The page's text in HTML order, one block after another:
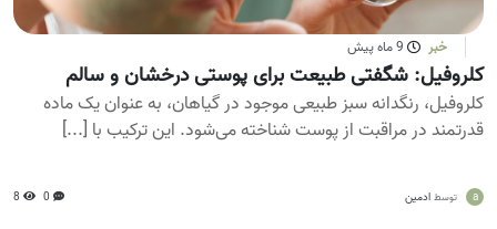
خبر 9 ماه پیش
کلروفیل: شگفتی طبیعت برای پوستی درخشان و سالم
کلروفیل، رنگدانه سبز طبیعی موجود در گیاهان، به عنوان یک ماده
قدرتمند در مراقبت از پوست شناخته می‌شود. این ترکیب با [...]
a توسط ادمین 0
8